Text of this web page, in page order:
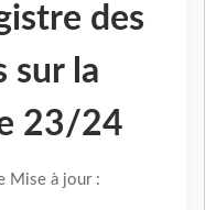
des
sur la
23/24
Mise à jour :